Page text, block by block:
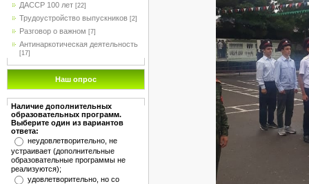
ДАССР 100 лет [22]
Трудоустройство выпускников [2]
Разговор о важном [7]
Антинаркотическая деятельность
[17]
Наш опрос
Наличие дополнительных
образовательных программ.
Выберите один из вариантов
ответа:
неудовлетворительно, не
устраивает (дополнительные
образовательные программы не
реализуются);
удовлетворительно, но со